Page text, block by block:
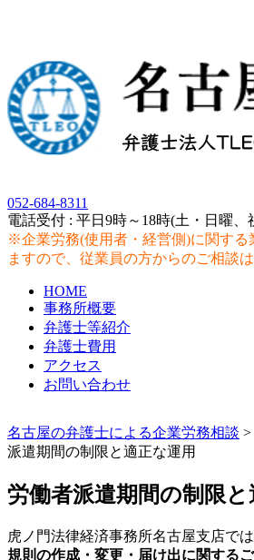
052-684-8311
電話受付 : 平日9時～18時(土・日曜、
※企業労務(使用者・経営側)に関する
ますので、従業員の方からのご相談
HOME
事務所概要
弁護士等紹介
弁護士費用
アクセス
お問い合わせ
名古屋の弁護士による企業労務相談 >
派遣期間の制限と適正な運用
労働者派遣期間の制限と
虎ノ門法律経済事務所名古屋支店では
規則の作成・変更・届け出に関する